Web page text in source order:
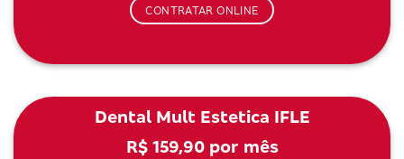
CONTRATAR ONLINE
Dental Mult Estetica IFLE
R$ 159,90 por mês